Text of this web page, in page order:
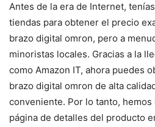
Antes de la era de Internet,
tiendas para obtener el precio
brazo digital omron, pero a
minoristas locales. Gracias a la
como Amazon IT, ahora puedes
brazo digital omron de alta
conveniente. Por lo tanto,
página de detalles del producto